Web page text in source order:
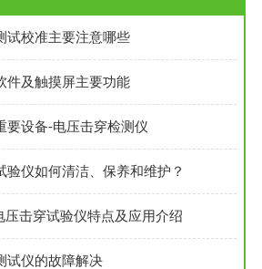
试校准主要注意哪些
件及触摸屏主要功能
要设备-电压击穿检测仪
验仪如何清洁、保养和维护？
压击穿试验仪特点及应用介绍
试仪的故障解决